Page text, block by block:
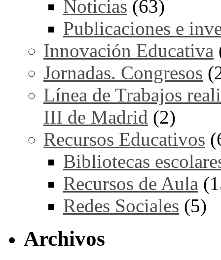
Noticias (63)
Publicaciones e
Innovación Educativa
Jornadas. Congresos
Línea de Trabajos
III de Madrid (2)
Recursos Educativos
Bibliotecas
Recursos de Aula
Redes Sociales (5)
Archivos